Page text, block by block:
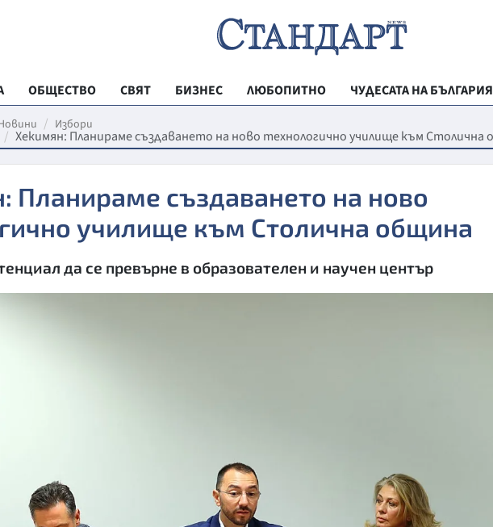
ОБЩЕСТВО СВЯТ БИЗНЕС ЛЮБОПИТНО
ЧУДЕСАТА НА БЪЛГАРИЯ
ВЕСТНИК
ЗДРАВЕ
МОЯТ ГРАД
ТЕХНОЛОГИИ
ВЯРА
Избори
Хекимян: Планираме създаването на ново технологично училище към Столична
Планираме създаването на ново
училище към Столична община
да се превърне в образователен и научен център